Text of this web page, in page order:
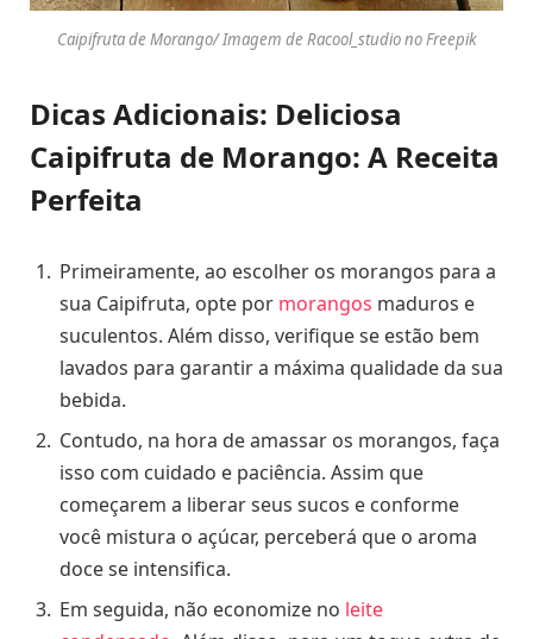
Caipifruta de Morango/ Imagem de Racool_studio no Freepik
Dicas Adicionais: Deliciosa
Caipifruta de Morango: A Receita
Perfeita
Primeiramente, ao escolher os morangos para a
sua Caipifruta, opte por morangos maduros e
suculentos. Além disso, verifique se estão bem
lavados para garantir a máxima qualidade da sua
bebida.
Contudo, na hora de amassar os morangos, faça
isso com cuidado e paciência. Assim que
começarem a liberar seus sucos e conforme
você mistura o açúcar, perceberá que o aroma
doce se intensifica.
Em seguida, não economize no leite